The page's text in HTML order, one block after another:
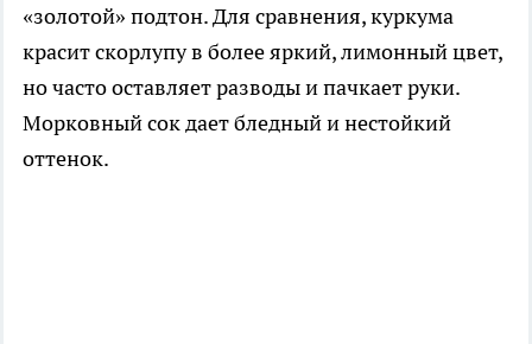
«золотой» подтон. Для сравнения, куркума
красит скорлупу в более яркий, лимонный цвет,
но часто оставляет разводы и пачкает руки.
Морковный сок дает бледный и нестойкий
оттенок.